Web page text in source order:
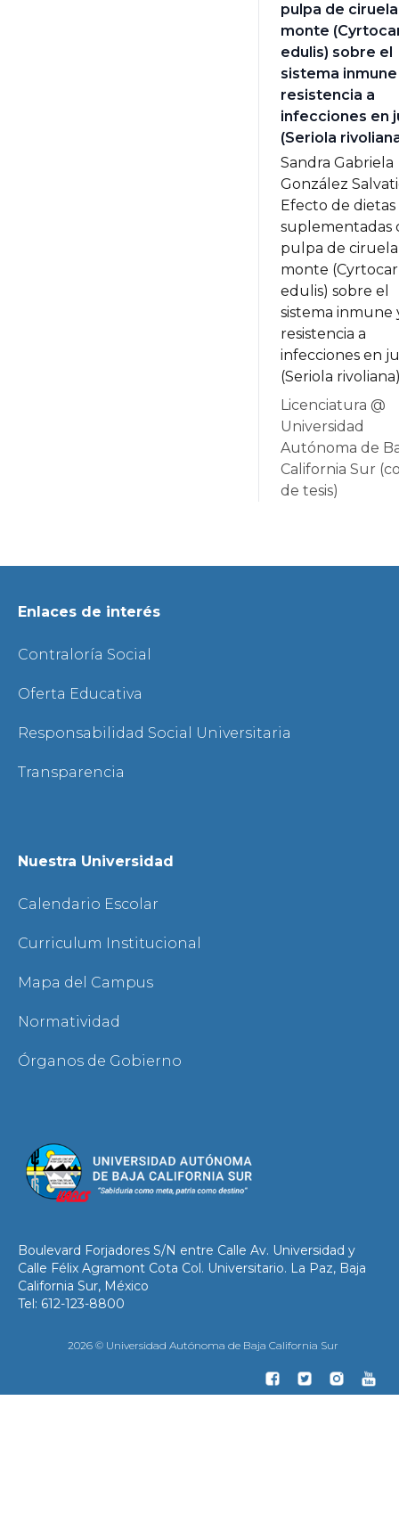
pulpa de
monte
edulis) sobre el
sistema inmune
resistencia a
infecciones en
(Seriola
Sandra Gabriela
González
Efecto de dietas
suplementadas
pulpa de
monte
edulis) sobre el
sistema inmune
resistencia a
infecciones en
(Seriola
Licenciatura @
Universidad
Autónoma de
California Sur
de tesis)
Enlaces de interés
Contraloría Social
Oferta Educativa
Responsabilidad Social Universitaria
Transparencia
Nuestra Universidad
Calendario Escolar
Curriculum Institucional
Mapa del Campus
Normatividad
Órganos de Gobierno
Boulevard Forjadores S/N entre Calle Av. Universidad y
Calle Félix Agramont Cota Col. Universitario. La Paz, Baja
California Sur, México
Tel: 612-123-8800
2026 © Universidad Autónoma de Baja California Sur